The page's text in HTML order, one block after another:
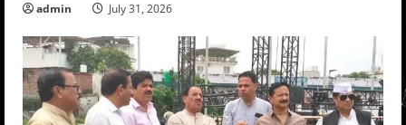
admin July 31, 2026